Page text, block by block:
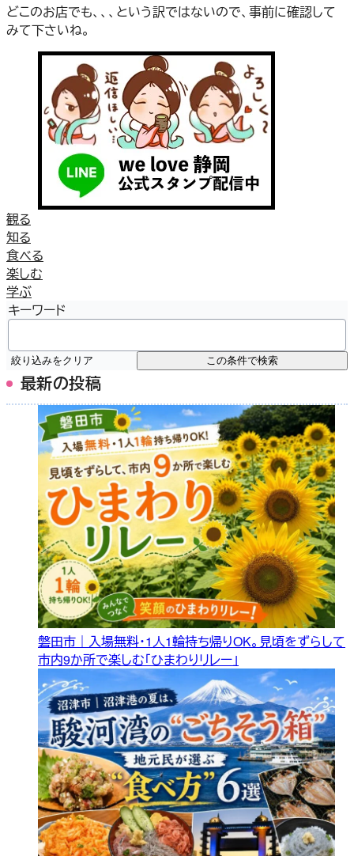
どこのお店でも、、、という訳ではないので、事前に確認して
みて下さいね。
観る
知る
食べる
楽しむ
学ぶ
キーワード
絞り込みをクリア この条件で検索
最新の投稿
磐田市｜入場無料・1人1輪持ち帰りOK。見頃をずらして
市内9か所で楽しむ「ひまわりリレー」